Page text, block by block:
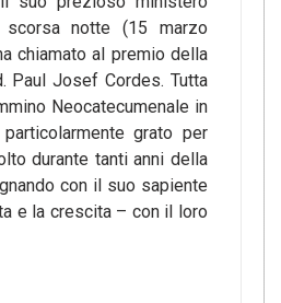
notte (15 marzo
chiamato al premio della
Paul Josef Cordes. Tutta
Neocatecumenale in
grato per
durante tanti anni della
con il suo sapiente
e la crescita – con il loro